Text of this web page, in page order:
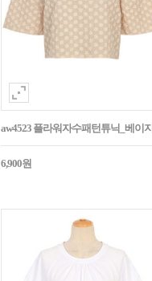
aw4523 플라워자수패턴튜닉_베이지
6,900원